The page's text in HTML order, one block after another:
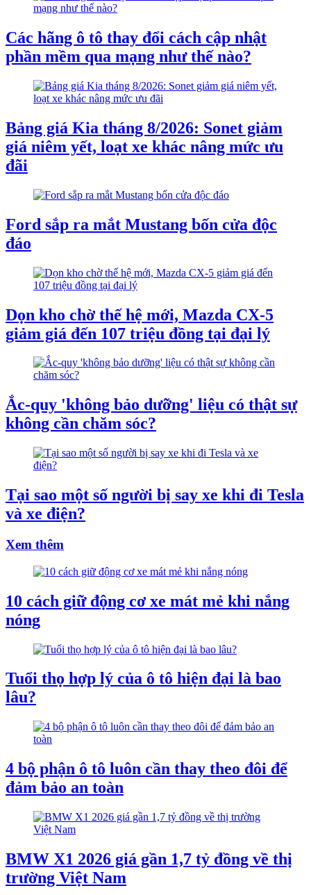
Các hãng ô tô thay đổi cách cập nhật
phần mềm qua mạng như thế nào?
Bảng giá Kia tháng 8/2026: Sonet giảm
giá niêm yết, loạt xe khác nâng mức ưu
đãi
Ford sắp ra mắt Mustang bốn cửa độc
đáo
Dọn kho chờ thế hệ mới, Mazda CX-5
giảm giá đến 107 triệu đồng tại đại lý
Ắc-quy 'không bảo dưỡng' liệu có thật sự
không cần chăm sóc?
Tại sao một số người bị say xe khi đi Tesla
và xe điện?
Xem thêm
10 cách giữ động cơ xe mát mẻ khi nắng
nóng
Tuổi thọ hợp lý của ô tô hiện đại là bao
lâu?
4 bộ phận ô tô luôn cần thay theo đôi để
đảm bảo an toàn
BMW X1 2026 giá gần 1,7 tỷ đồng về thị
trường Việt Nam